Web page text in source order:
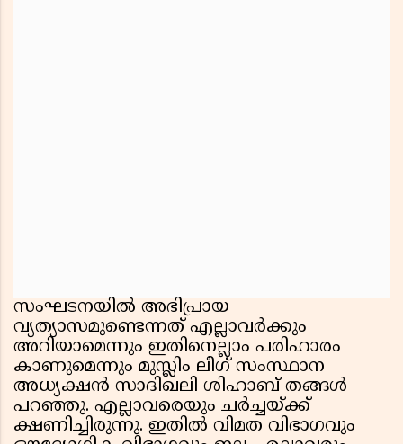
സംഘടനയിൽ അഭിപ്രായ
വ്യത്യാസമുണ്ടെന്നത് എല്ലാവർക്കും
അറിയാമെന്നും ഇതിനെല്ലാം പരിഹാരം
കാണുമെന്നും മുസ്ലിം ലീഗ് സംസ്ഥാന
അധ്യക്ഷൻ സാദിഖലി ശിഹാബ് തങ്ങൾ
പറഞ്ഞു. എല്ലാവരെയും ചർച്ചയ്ക്ക്
ക്ഷണിച്ചിരുന്നു. ഇതില്‍ വിമത വിഭാഗവും